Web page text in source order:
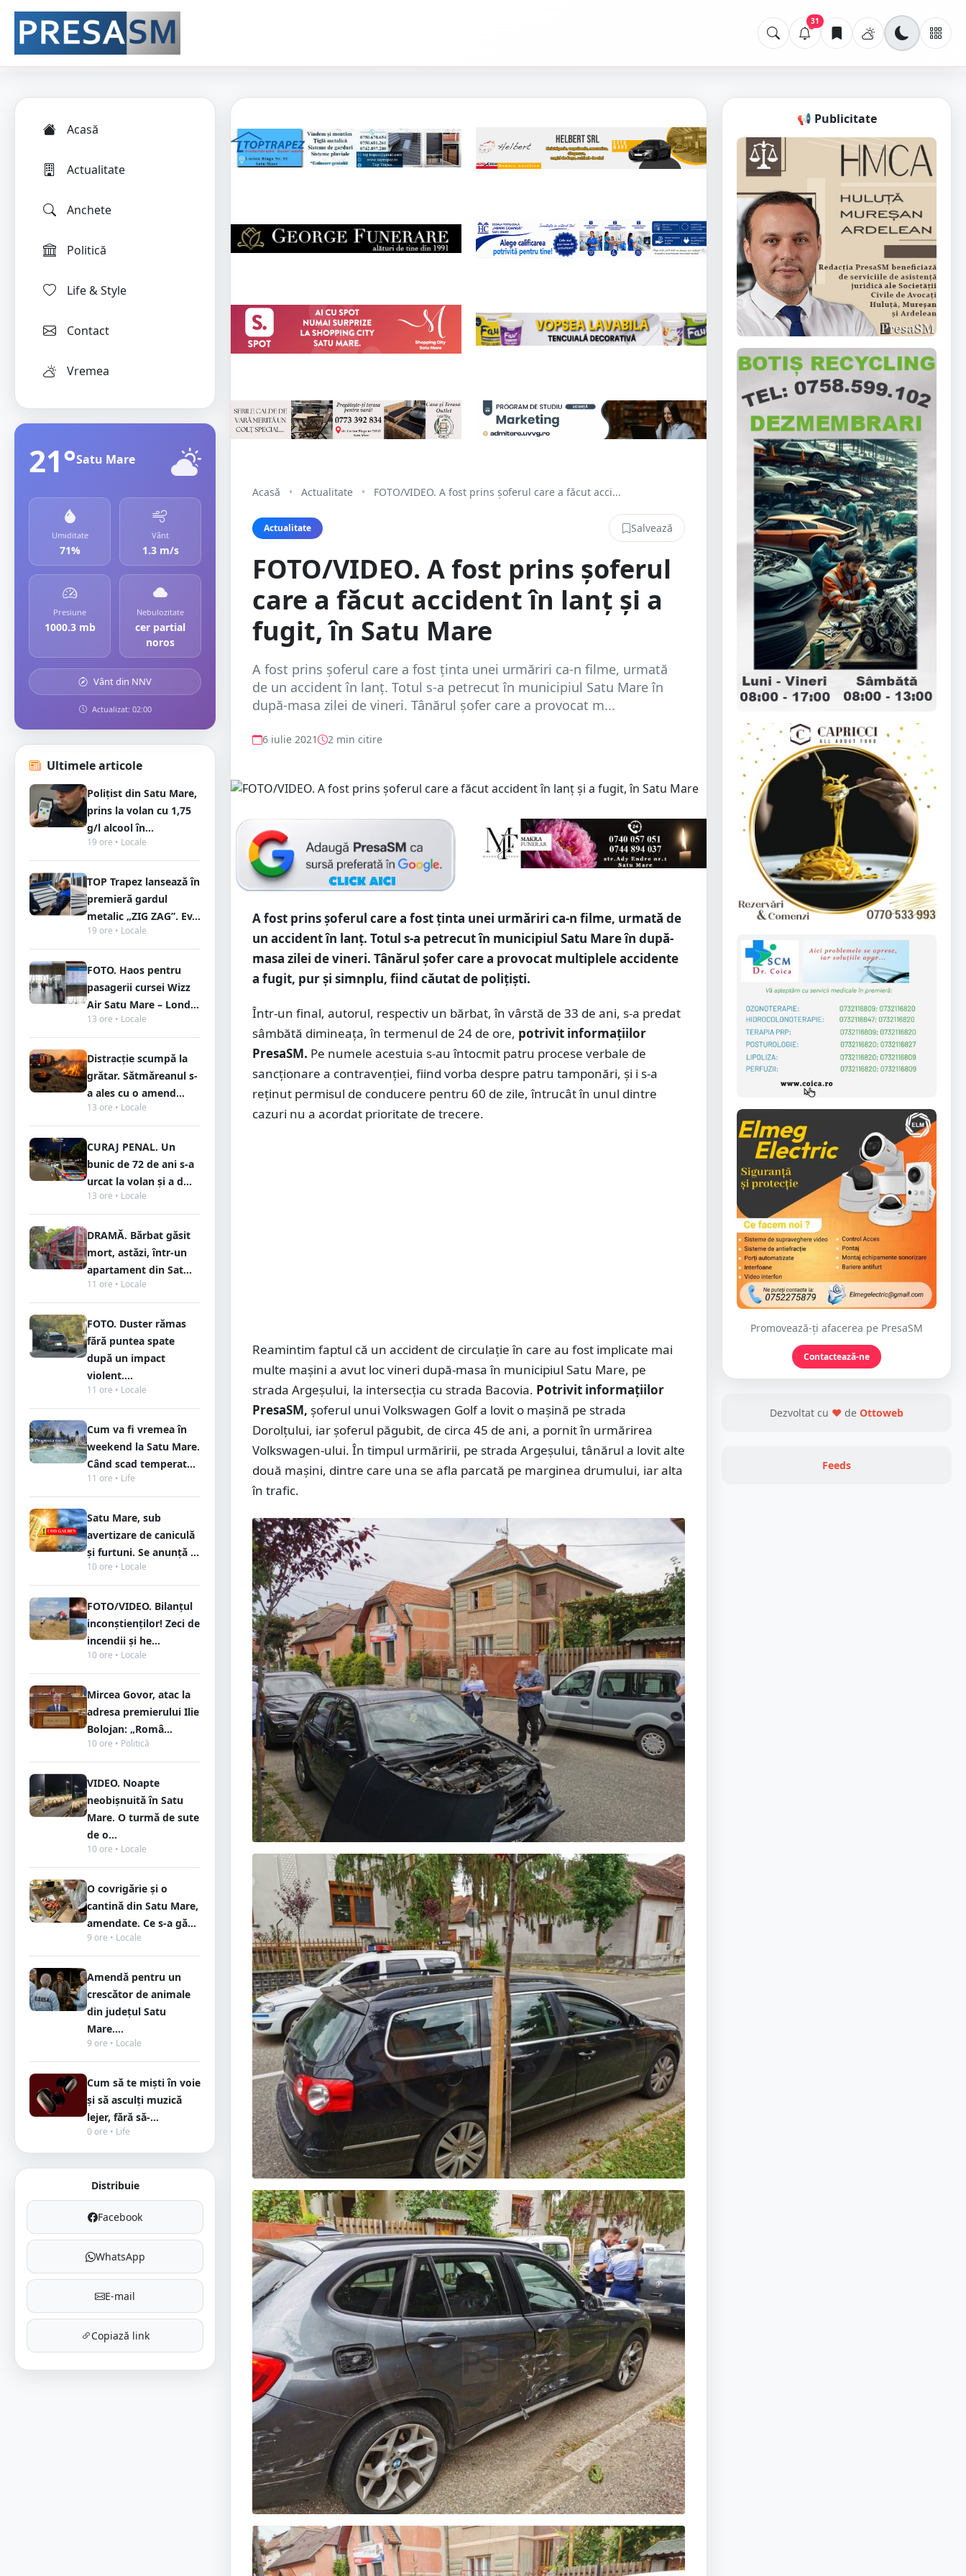
31
Acasă
Actualitate
Anchete
Politică
Life & Style
Contact
Vremea
21°Satu Mare
Umiditate
71%
Vânt
1.3 m/s
Presiune
1000.3 mb
Nebulozitate
cer partial
noros
Vânt din NNV
Actualizat: 02:00
Ultimele articole
Polițist din Satu Mare,
prins la volan cu 1,75
g/l alcool în...
19 ore • Locale
TOP Trapez lansează în
premieră gardul
metalic „ZIG ZAG”. Ev...
19 ore • Locale
FOTO. Haos pentru
pasagerii cursei Wizz
Air Satu Mare – Lond...
13 ore • Locale
Distracție scumpă la
grătar. Sătmăreanul s-
a ales cu o amend...
13 ore • Locale
CURAJ PENAL. Un
bunic de 72 de ani s-a
urcat la volan și a d...
13 ore • Locale
DRAMĂ. Bărbat găsit
mort, astăzi, într-un
apartament din Sat...
11 ore • Locale
FOTO. Duster rămas
fără puntea spate
după un impact
violent....
11 ore • Locale
Cum va fi vremea în
weekend la Satu Mare.
Când scad temperat...
11 ore • Life
Satu Mare, sub
avertizare de caniculă
și furtuni. Se anunță ...
10 ore • Locale
FOTO/VIDEO. Bilanțul
inconștienților! Zeci de
incendii și he...
10 ore • Locale
Mircea Govor, atac la
adresa premierului Ilie
Bolojan: „Româ...
10 ore • Politică
VIDEO. Noapte
neobișnuită în Satu
Mare. O turmă de sute
de o...
10 ore • Locale
O covrigărie și o
cantină din Satu Mare,
amendate. Ce s-a gă...
9 ore • Locale
Amendă pentru un
crescător de animale
din județul Satu
Mare....
9 ore • Locale
Cum să te miști în voie
și să asculți muzică
lejer, fără să-...
0 ore • Life
Distribuie
Facebook
WhatsApp
E-mail
Copiază link
Acasă • Actualitate • FOTO/VIDEO. A fost prins șoferul care a făcut acci...
Actualitate Salvează
FOTO/VIDEO. A fost prins șoferul
care a făcut accident în lanț și a
fugit, în Satu Mare
A fost prins șoferul care a fost ținta unei urmăriri ca-n filme, urmată
de un accident în lanț. Totul s-a petrecut în municipiul Satu Mare în
după-masa zilei de vineri. Tânărul șofer care a provocat m...
6 iulie 2021 2 min citire
A fost prins șoferul care a fost ținta unei urmăriri ca-n filme, urmată de
un accident în lanț. Totul s-a petrecut în municipiul Satu Mare în după-
masa zilei de vineri. Tânărul șofer care a provocat multiplele accidente
a fugit, pur și simnplu, fiind căutat de polițiști.
Într-un final, autorul, respectiv un bărbat, în vârstă de 33 de ani, s-a predat
sâmbătă dimineața, în termenul de 24 de ore, potrivit informațiilor
PresaSM. Pe numele acestuia s-au întocmit patru procese verbale de
sancționare a contravenției, fiind vorba despre patru tamponări, și i s-a
reținut permisul de conducere pentru 60 de zile, întrucât în unul dintre
cazuri nu a acordat prioritate de trecere.
Reamintim faptul că un accident de circulație în care au fost implicate mai
multe mașini a avut loc vineri după-masa în municipiul Satu Mare, pe
strada Argeșului, la intersecția cu strada Bacovia. Potrivit informațiilor
PresaSM, șoferul unui Volkswagen Golf a lovit o mașină pe strada
Dorolțului, iar șoferul păgubit, de circa 45 de ani, a pornit în urmărirea
Volkswagen-ului. În timpul urmăririi, pe strada Argeșului, tânărul a lovit alte
două mașini, dintre care una se afla parcată pe marginea drumului, iar alta
în trafic.
📢 Publicitate
Promovează-ți afacerea pe PresaSM
Contactează-ne
Dezvoltat cu ❤ de Ottoweb
Feeds